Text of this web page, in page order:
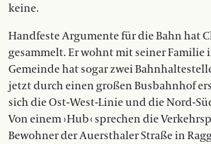
keine.
Handfeste Argumente für die Bahn hat
gesammelt. Er wohnt mit seiner Familie
Gemeinde hat sogar zwei
jetzt durch einen großen Busbahnhof
sich die Ost-West-Linie und die Nord-
Von einem › Hub ‹ sprechen die
Bewohner der Auersthaler Straße in